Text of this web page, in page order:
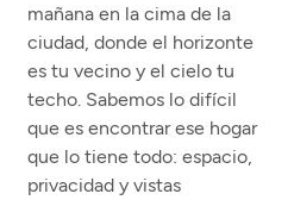
mañana en la cima de la
ciudad, donde el horizonte
es tu vecino y el cielo tu
techo. Sabemos lo difícil
que es encontrar ese hogar
que lo tiene todo: espacio,
privacidad y vistas